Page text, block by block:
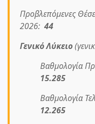
Προβλεπόμενες
2026: 44
Γενικό Λύκειο
Βαθμολογία
15.285
Βαθμολογία
12.265